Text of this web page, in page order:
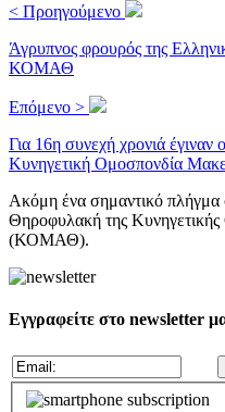
< Προηγούμενο
Άγρυπνος φρουρός της
ΚΟΜΑΘ
Επόμενο >
Για 16η συνεχή χρονιά έγιναν
Κυνηγετική Ομοσπονδία
Ακόμη ένα σημαντικό πλήγμα
Θηροφυλακή της
(ΚΟΜΑΘ).
Εγγραφείτε στο newsletter